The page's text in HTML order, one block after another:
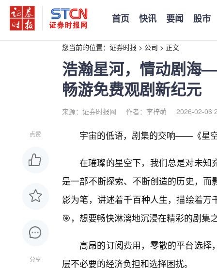
首页 快讯 要闻 股市
您当前的位置： 证券时报 > 公司 > 正文
浩瀚星河，情动剧海
畅游免费观剧新纪元
来源：证券时报网 作者：李梓萌 2026-02-06
点赞
分享
宇宙的低语，剧集的交响——《星
在璀璨的星空下，我们总是对未知
是一部不断探索、不断创造的历史，
影为笔，讲述着千百种人生，描绘着
🎯，想要畅快淋漓地沉浸在精彩的剧集
高昂的订阅费用，零散的平台选
层不必要的经济负担和选择困扰。